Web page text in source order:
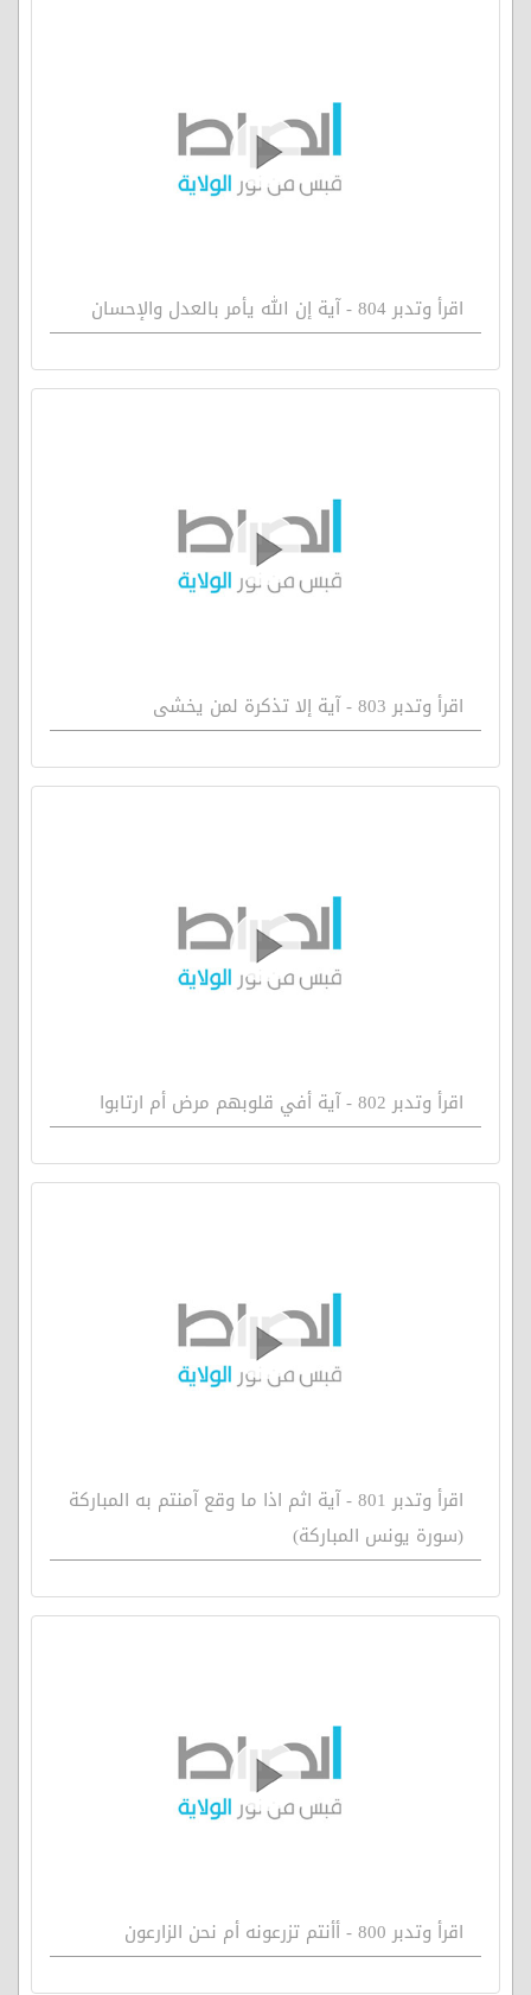
اقرأ وتدبر 804 - آية إن الله يأمر بالعدل والإحسان
اقرأ وتدبر 803 - آية إلا تذكرة لمن يخشى
اقرأ وتدبر 802 - آية أفي قلوبهم مرض أم ارتابوا
اقرأ وتدبر 801 - آية اثم اذا ما وقع آمنتم به المباركة
(سورة يونس المباركة)
اقرأ وتدبر 800 - أأنتم تزرعونه أم نحن الزارعون